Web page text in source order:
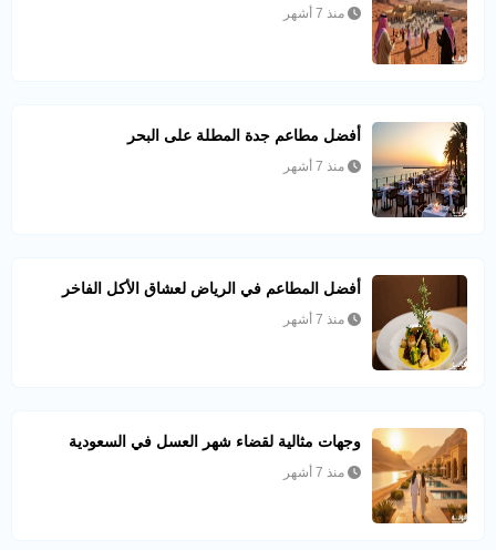
منذ 7 أشهر
أفضل مطاعم جدة المطلة على البحر
منذ 7 أشهر
أفضل المطاعم في الرياض لعشاق الأكل الفاخر
منذ 7 أشهر
وجهات مثالية لقضاء شهر العسل في السعودية
منذ 7 أشهر